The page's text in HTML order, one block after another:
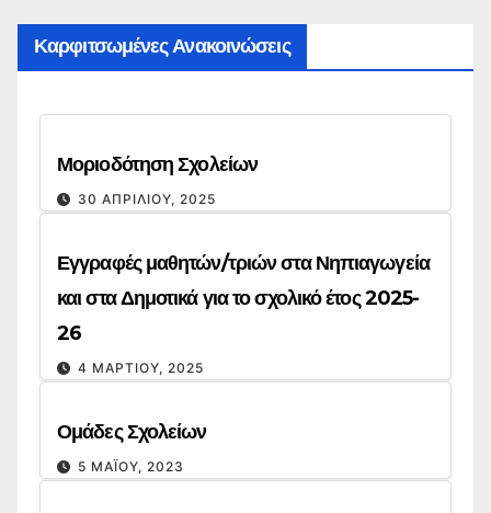
Καρφιτσωμένες Ανακοινώσεις
Μοριοδότηση Σχολείων
30 ΑΠΡΙΛΊΟΥ, 2025
Εγγραφές μαθητών/τριών στα Νηπιαγωγεία
και στα Δημοτικά για το σχολικό έτος 2025-
26
4 ΜΑΡΤΊΟΥ, 2025
Ομάδες Σχολείων
5 ΜΑΪ́ΟΥ, 2023